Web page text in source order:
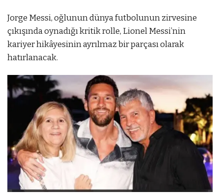
Jorge Messi, oğlunun dünya futbolunun zirvesine
çıkışında oynadığı kritik rolle, Lionel Messi’nin
kariyer hikâyesinin ayrılmaz bir parçası olarak
hatırlanacak.